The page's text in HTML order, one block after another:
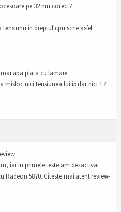
pe 32 nm corect?
in dreptul cpu scrie asfel:
apa plata cu lamaie
misloc nici tensiunea lui i5 dar nici 1.4
iar in primele teste am dezactivat
Radeon 5870. Citeste mai atent review-